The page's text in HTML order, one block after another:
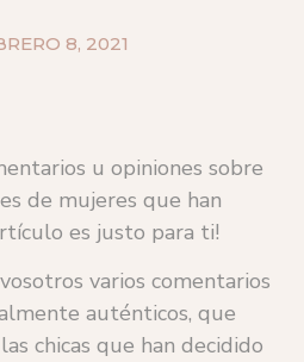
8, 2021
u opiniones sobre
de mujeres que han
es justo para ti!
varios comentarios
auténticos, que
chicas que han decidido